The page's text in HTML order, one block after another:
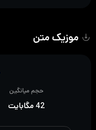
موزیک متن
حجم میانگین
42 مگابایت